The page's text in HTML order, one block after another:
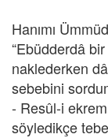
Hanımı
“Ebüdderdâ
naklederken
sebebini
- Resûl-i
söyledikçe